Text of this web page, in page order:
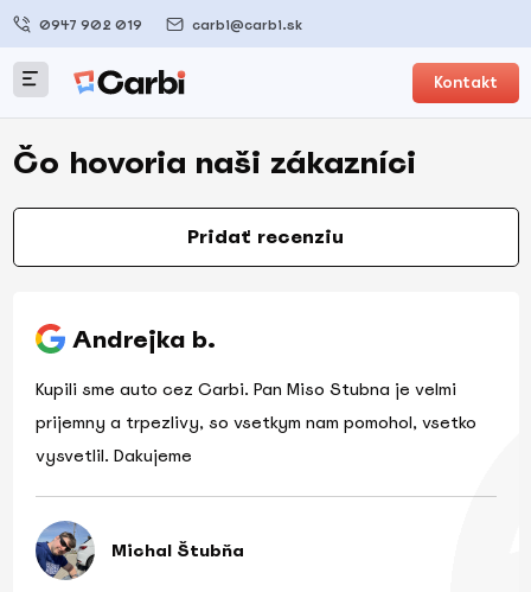
0947 902 019 carbi@carbi.sk
Kontakt
Čo hovoria naši zákazníci
Pridať recenziu
Andrejka b.
Kupili sme auto cez Carbi. Pan Miso Stubna je velmi
prijemny a trpezlivy, so vsetkym nam pomohol, vsetko
vysvetlil. Dakujeme
Michal Štubňa